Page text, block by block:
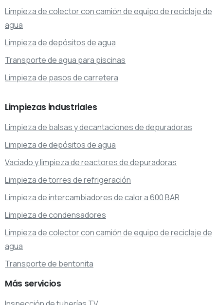
Limpieza de colector con camión de equipo de reciclaje de
agua
Limpieza de depósitos de agua
Transporte de agua para piscinas
Limpieza de pasos de carretera
Limpiezas industriales
Limpieza de balsas y decantaciones de depuradoras
Limpieza de depósitos de agua
Vaciado y limpieza de reactores de depuradoras
Limpieza de torres de refrigeración
Limpieza de intercambiadores de calor a 600 BAR
Limpieza de condensadores
Limpieza de colector con camión de equipo de reciclaje de
agua
Transporte de bentonita
Más servicios